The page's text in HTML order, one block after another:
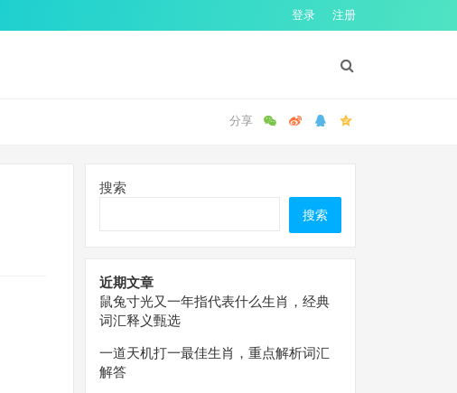
登录 注册
搜索
搜索
近期文章
鼠兔寸光又一年指代表什么生肖，经典
词汇释义甄选
一道天机打一最佳生肖，重点解析词汇
解答